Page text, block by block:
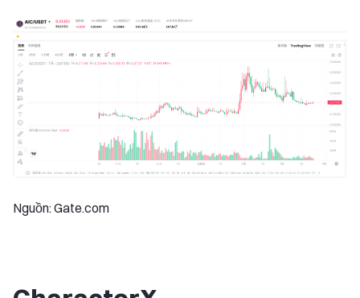
Nguồn: Gate.com